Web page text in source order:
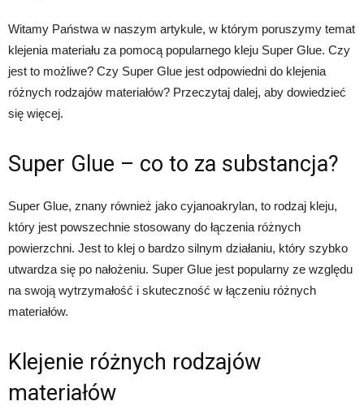
Witamy Państwa w naszym artykule, w którym poruszymy temat
klejenia materiału za pomocą popularnego kleju Super Glue. Czy
jest to możliwe? Czy Super Glue jest odpowiedni do klejenia
różnych rodzajów materiałów? Przeczytaj dalej, aby dowiedzieć
się więcej.
Super Glue – co to za substancja?
Super Glue, znany również jako cyjanoakrylan, to rodzaj kleju,
który jest powszechnie stosowany do łączenia różnych
powierzchni. Jest to klej o bardzo silnym działaniu, który szybko
utwardza się po nałożeniu. Super Glue jest popularny ze względu
na swoją wytrzymałość i skuteczność w łączeniu różnych
materiałów.
Klejenie różnych rodzajów
materiałów